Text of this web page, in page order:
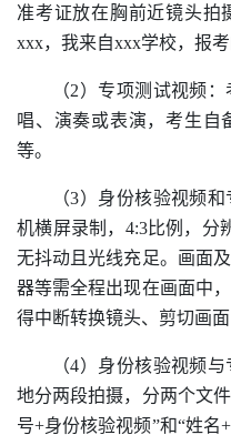
准考证放在胸前近镜头拍
xxx，我来自xxx学校，报
（2）专项测试视频
唱、演奏或表演，考生自
等。
（3）身份核验视频
机横屏录制， 4:3比例，分
无抖动且光线充足。 画面及
器等需全程出现在画面中，
得中断转换镜头、剪切画
（4） 身份核验视频
地分两段拍摄，分两个文
号+身份核验视频”和“姓名